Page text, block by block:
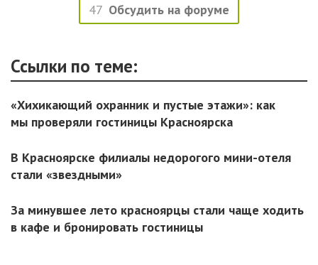
47 Обсудить на форуме
Ссылки по теме:
«Хихикающий охранник и пустые этажи»: как
мы проверяли гостиницы Красноярска
В Красноярске филиалы недорогого мини-отеля
стали «звездными»
За минувшее лето красноярцы стали чаще ходить
в кафе и бронировать гостиницы